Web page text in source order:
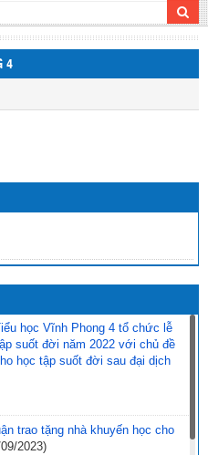
4
học Vĩnh Phong 4 tổ chức lễ
suốt đời năm 2022 với chủ đề
học tập suốt đời sau đại dịch
trao tặng nhà khuyến học cho
2023)